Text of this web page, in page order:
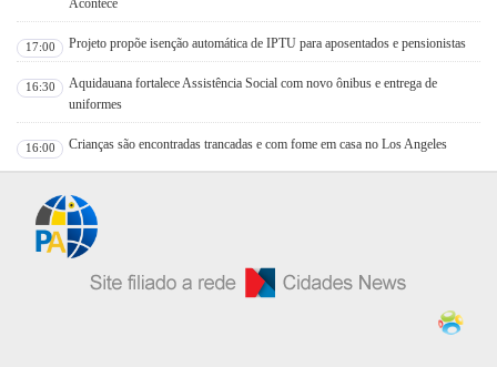
Acontece
17:00 Projeto propõe isenção automática de IPTU para aposentados e pensionistas
16:30
Aquidauana fortalece Assistência Social com novo ônibus e entrega de
uniformes
16:00 Crianças são encontradas trancadas e com fome em casa no Los Angeles